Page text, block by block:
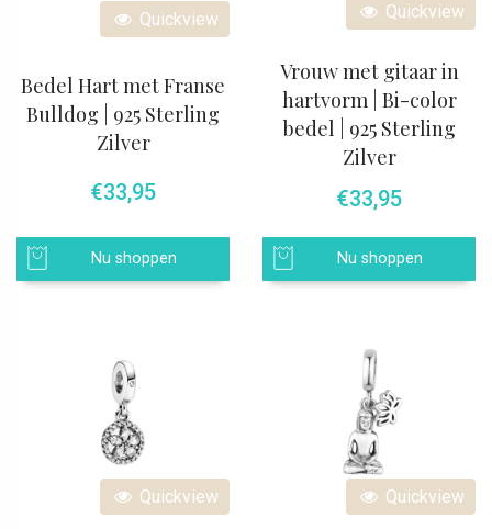
Quickview
Bedel Hart met Franse
Bulldog | 925 Sterling
Zilver
€33,95
Nu shoppen
Quickview
Vrouw met gitaar in
hartvorm | Bi-color
bedel | 925 Sterling
Zilver
€33,95
Nu shoppen
Quickview Quickview